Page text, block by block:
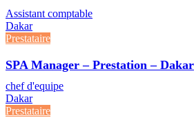
Assistant comptable
Dakar
Prestataire
SPA Manager – Prestation – Dakar
chef d'equipe
Dakar
Prestataire